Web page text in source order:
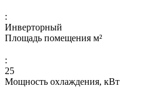
:
Инверторный
Площадь помещения м²
:
25
Мощность охлаждения, кВт